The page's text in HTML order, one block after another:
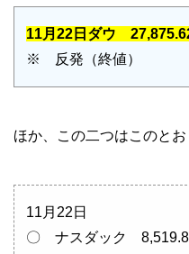
11月22日ダウ
※ 反発（終値）
ほか、この二つはこのとお
11月22日
〇 ナスダック